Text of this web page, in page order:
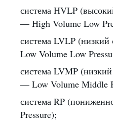
система HVLP
— High Volume Low
система LVLP
Low Volume Low
система LVMP
— Low Volume Middle
система RP
Pressure);